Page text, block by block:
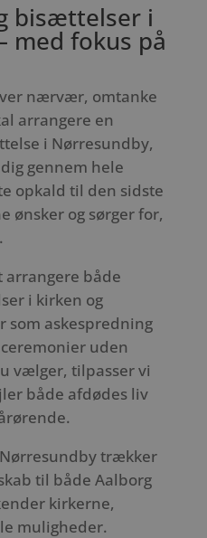
bisættelser i
med fokus på
nærvær, omtanke
arrangere en
i Nørresundby,
gennem hele
opkald til den sidste
ønsker og sørger for,
arrangere både
i kirken og
som askespredning
uden
vælger, tilpasser vi
både afdødes liv
trækker
til både Aalborg
kirkerne,
muligheder.